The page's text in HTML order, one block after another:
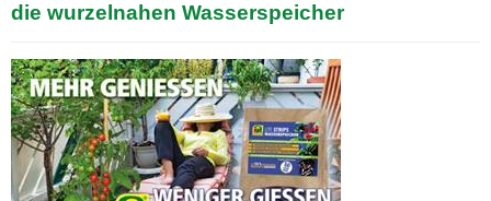
die wurzelnahen Wasserspeicher